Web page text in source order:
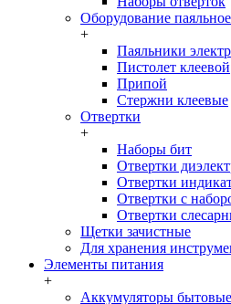
Оборудование паяльное
+
Паяльники
Пистолет клеевой
Припой
Стержни клеевые
Отвертки
+
Наборы бит
Отвертки
Отвертки
Отвертки с
Отвертки
Щетки зачистные
Для хранения
Элементы питания
+
Аккумуляторы бытовые